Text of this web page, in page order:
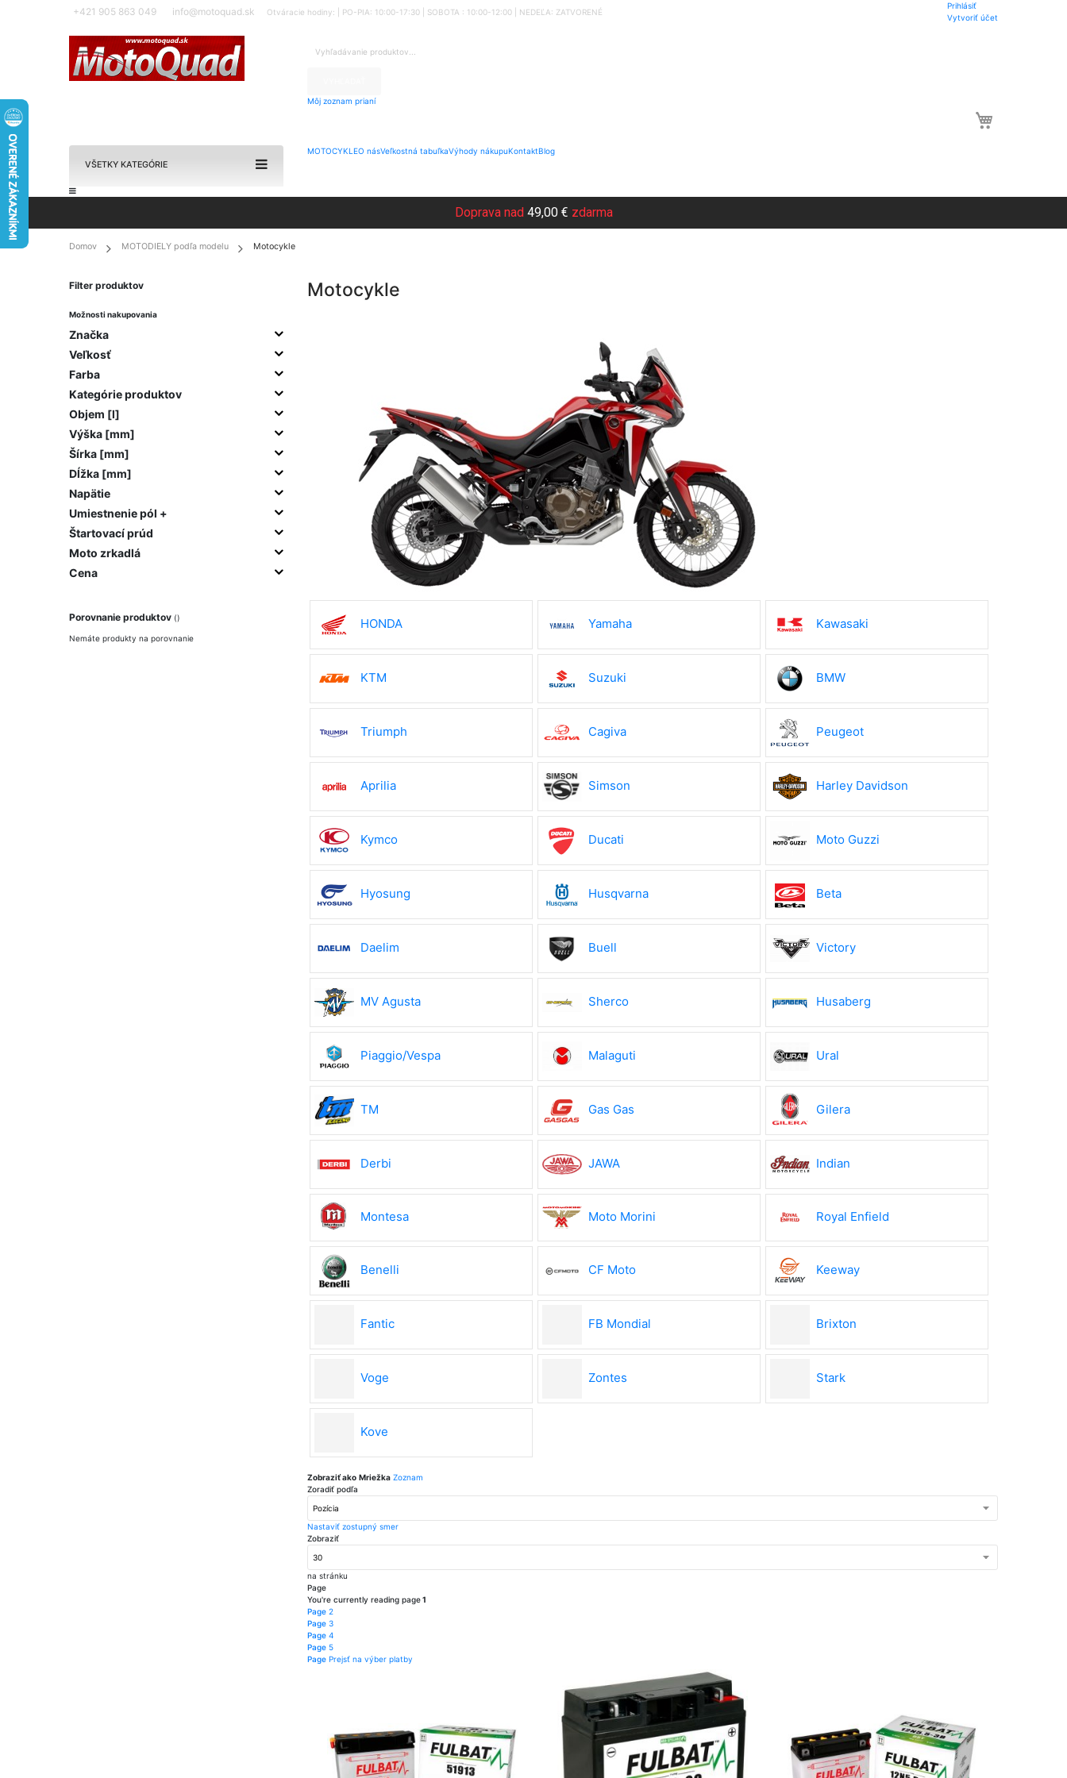
+421 905 863 049 info@motoquad.sk Otváracie hodiny: | PO-PIA: 10:00-17:30 | SOBOTA : 10:00-12:00 | NEDEĽA: ZATVORENÉ
Prihlásiť
Vytvoriť účet
Môj zoznam prianí
VŠETKY KATEGÓRIE
MOTOCYKLEO násVeľkostná tabuľkaVýhody nákupuKontaktBlog
Doprava nad 49,00 € zdarma
Domov MOTODIELY podľa modelu Motocykle
Motocykle
HONDA Yamaha Kawasaki
KTM Suzuki BMW
Triumph Cagiva Peugeot
Aprilia Simson Harley Davidson
Kymco Ducati Moto Guzzi
Hyosung Husqvarna Beta
Daelim Buell Victory
MV Agusta Sherco Husaberg
Piaggio/Vespa Malaguti Ural
TM Gas Gas Gilera
Derbi JAWA Indian
Montesa Moto Morini Royal Enfield
Benelli CF Moto Keeway
Fantic FB Mondial Brixton
Voge Zontes Stark
Kove
Zobraziť ako Mriežka Zoznam
Zoradiť podľa
Nastaviť zostupný smer
Zobraziť
na stránku
Page
You're currently reading page1
Page 2
Page 3
Page 4
Page 5
Page Prejsť na výber platby
Filter produktov
Možnosti nakupovania
Značka
Veľkosť
Farba
Kategórie produktov
Objem [l]
Výška [mm]
Šírka [mm]
Dĺžka [mm]
Napätie
Umiestnenie pól +
Štartovací prúd
Moto zrkadlá
Cena
Porovnanie produktov
Nemáte produkty na porovnanie